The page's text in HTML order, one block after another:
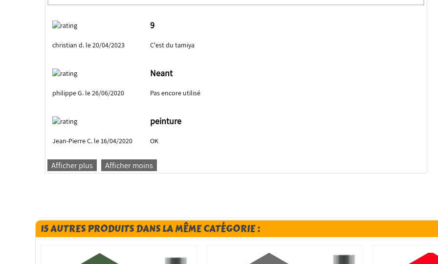
9
christian d. le 20/04/2023 C'est du tamiya
Neant
philippe G. le 26/06/2020 Pas encore utilisé
peinture
Jean-Pierre C. le 16/04/2020 OK
Afficher plus Afficher moins
15 AUTRES PRODUITS DANS LA MÊME CATÉGORIE :